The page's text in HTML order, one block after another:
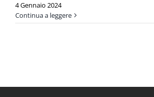
4 Gennaio 2024
Continua a leggere